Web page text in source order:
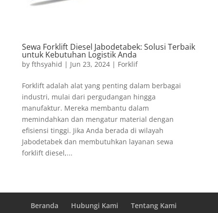
Sewa Forklift Diesel Jabodetabek: Solusi Terbaik
untuk Kebutuhan Logistik Anda
by fthsyahid | Jun 23, 2024| Forklif
Forklift adalah alat yang penting dalam berbagai
industri, mulai dari pergudangan hingga
manufaktur. Mereka membantu dalam
memindahkan dan mengatur material dengan
efisiensi tinggi. Jika Anda berada di wilayah
Jabodetabek dan membutuhkan layanan sewa
forklift diesel,...
Beranda Hubungi Kami
Tentang Kami